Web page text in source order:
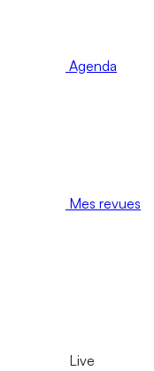
Agenda
Mes revues
Live